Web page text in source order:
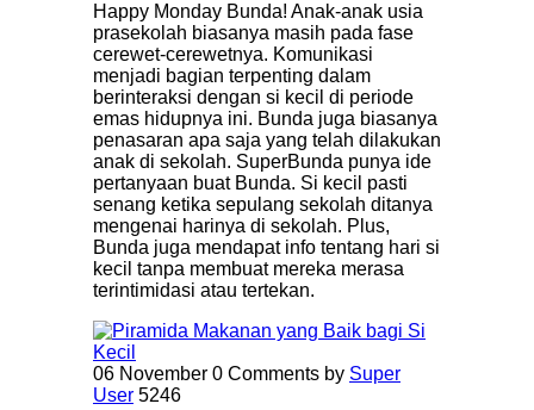
Happy Monday Bunda! Anak-anak usia
prasekolah biasanya masih pada fase
cerewet-cerewetnya. Komunikasi
menjadi bagian terpenting dalam
berinteraksi dengan si kecil di periode
emas hidupnya ini. Bunda juga biasanya
penasaran apa saja yang telah dilakukan
anak di sekolah. SuperBunda punya ide
pertanyaan buat Bunda. Si kecil pasti
senang ketika sepulang sekolah ditanya
mengenai harinya di sekolah. Plus,
Bunda juga mendapat info tentang hari si
kecil tanpa membuat mereka merasa
terintimidasi atau tertekan.
06 November 0 Comments by Super
User 5246